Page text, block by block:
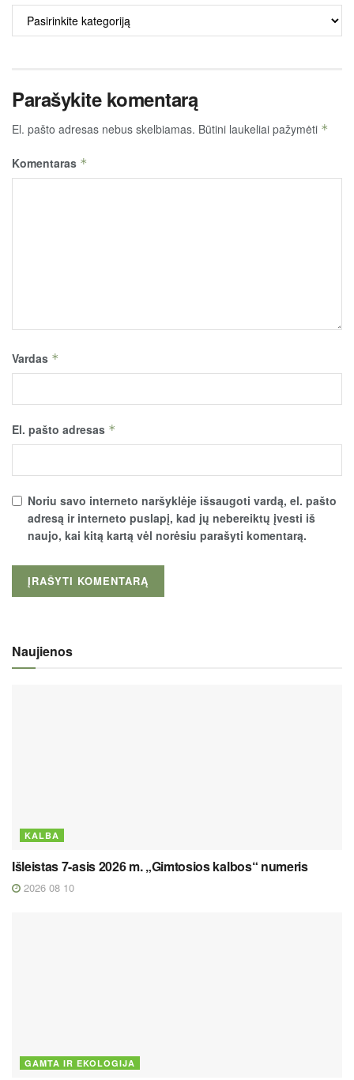
TURINYS
Parašykite komentarą
El. pašto adresas nebus skelbiamas. Būtini laukeliai pažymėti *
Komentaras *
Vardas *
El. pašto adresas *
Noriu savo interneto naršyklėje išsaugoti vardą, el. pašto
adresą ir interneto puslapį, kad jų nebereiktų įvesti iš
naujo, kai kitą kartą vėl norėsiu parašyti komentarą.
Naujienos
KALBA
Išleistas 7-asis 2026 m. „Gimtosios kalbos“ numeris
2026 08 10
GAMTA IR EKOLOGIJA